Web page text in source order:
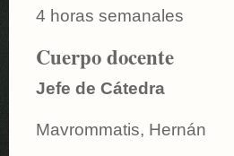
4 horas semanales
Cuerpo docente
Jefe de Cátedra
Mavrommatis, Hernán